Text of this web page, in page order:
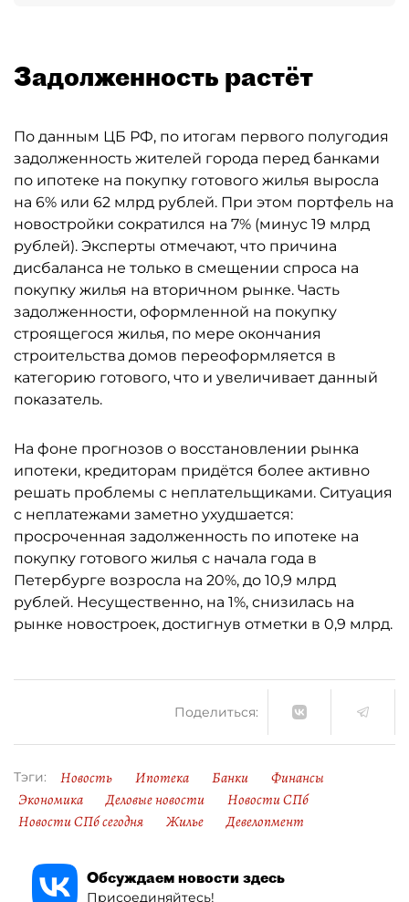
Задолженность растёт
По данным ЦБ РФ, по итогам первого полугодия
задолженность жителей города перед банками
по ипотеке на покупку готового жилья выросла
на 6% или 62 млрд рублей. При этом портфель на
новостройки сократился на 7% (минус 19 млрд
рублей). Эксперты отмечают, что причина
дисбаланса не только в смещении спроса на
покупку жилья на вторичном рынке. Часть
задолженности, оформленной на покупку
строящегося жилья, по мере окончания
строительства домов переоформляется в
категорию готового, что и увеличивает данный
показатель.
На фоне прогнозов о восстановлении рынка
ипотеки, кредиторам придётся более активно
решать проблемы с неплательщиками. Ситуация
с неплатежами заметно ухудшается:
просроченная задолженность по ипотеке на
покупку готового жилья с начала года в
Петербурге возросла на 20%, до 10,9 млрд
рублей. Несущественно, на 1%, снизилась на
рынке новостроек, достигнув отметки в 0,9 млрд.
Поделиться:
Тэги: Новость Ипотека Банки
Финансы
Экономика
Деловые новости
Новости СПб
Новости СПб сегодня
Жилье Девелопмент
Обсуждаем новости здесь
Присоединяйтесь!